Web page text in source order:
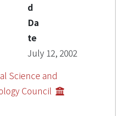
d
Da
te
July 12, 2002
Science and
Council